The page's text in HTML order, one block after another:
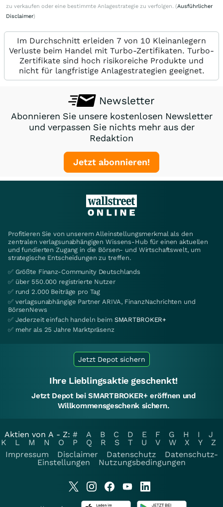
zu verkaufen oder eine bestimmte Anlagestrategie zu verfolgen. (Ausführlicher
Disclaimer)
Im Durchschnitt erleiden 7 von 10 Kleinanlegern
Verluste beim Handel mit Turbo-Zertifikaten. Turbo-
Zertifikate sind hoch risikoreiche Produkte und
nicht für langfristige Anlagestrategien geeignet.
Newsletter
Abonnieren Sie unsere kostenlosen Newsletter
und verpassen Sie nichts mehr aus der
Redaktion
Jetzt abonnieren!
Profitieren Sie von unserem Alleinstellungsmerkmal als den
zentralen verlagsunabhängigen Wissens-Hub für einen aktuellen
und fundierten Zugang in die Börsen- und Wirtschaftswelt, um
strategische Entscheidungen zu treffen.
✅ Größte Finanz-Community Deutschlands
✅ über 550.000 registrierte Nutzer
✅ rund 2.000 Beiträge pro Tag
✅ verlagsunabhängige Partner ARIVA, FinanzNachrichten und
BörsenNews
✅ Jederzeit einfach handeln beim SMARTBROKER+
✅ mehr als 25 Jahre Marktpräsenz
Jetzt Depot sichern
Ihre Lieblingsaktie geschenkt!
Jetzt Depot bei SMARTBROKER+ eröffnen und
Willkommensgeschenk sichern.
Aktien von A - Z: # A B C D E F G H I
J
K
L M N O P Q R S T U V W X Y
Z
Impressum
Disclaimer Datenschutz
Datenschutz-
Einstellungen
Nutzungsbedingungen